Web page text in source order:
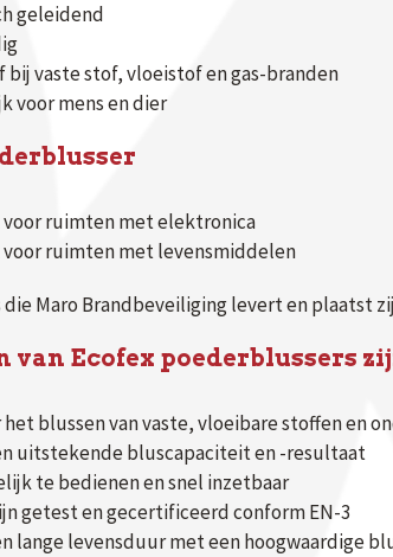
geleidend
bij vaste stof, vloeistof en gas-branden
voor mens en dier
ruimten met elektronica
ruimten met levensmiddelen
Maro Brandbeveiliging levert en plaatst
van Ecofex poederblussers
blussen van vaste, vloeibare stoffen en
uitstekende bluscapaciteit en -resultaat
te bedienen en snel inzetbaar
getest en gecertificeerd conform EN-3
lange levensduur met een hoogwaardige